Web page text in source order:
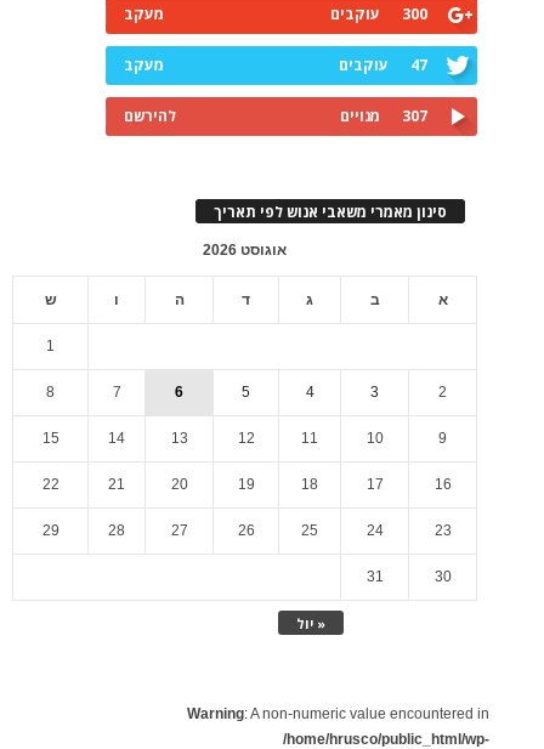
300 עוקבים מעקב
47 עוקבים מעקב
307 מנויים להירשם
סינון מאמרי משאבי אנוש לפי תאריך
אוגוסט 2026
א ב ג ד ה ו ש
« יול
1
2
3
4
5
6
7
8
9
10
11
12
13
14
15
16
17
18
19
20
21
22
23
24
25
26
27
28
29
30
31
Warning: A non-numeric value encountered in
/home/hrusco/public_html/wp-